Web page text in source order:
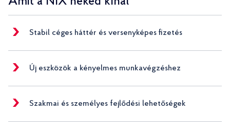
Stabil céges háttér és versenyképes fizetés
Új eszközök a kényelmes munkavégzéshez
Szakmai és személyes fejlődési lehetőségek